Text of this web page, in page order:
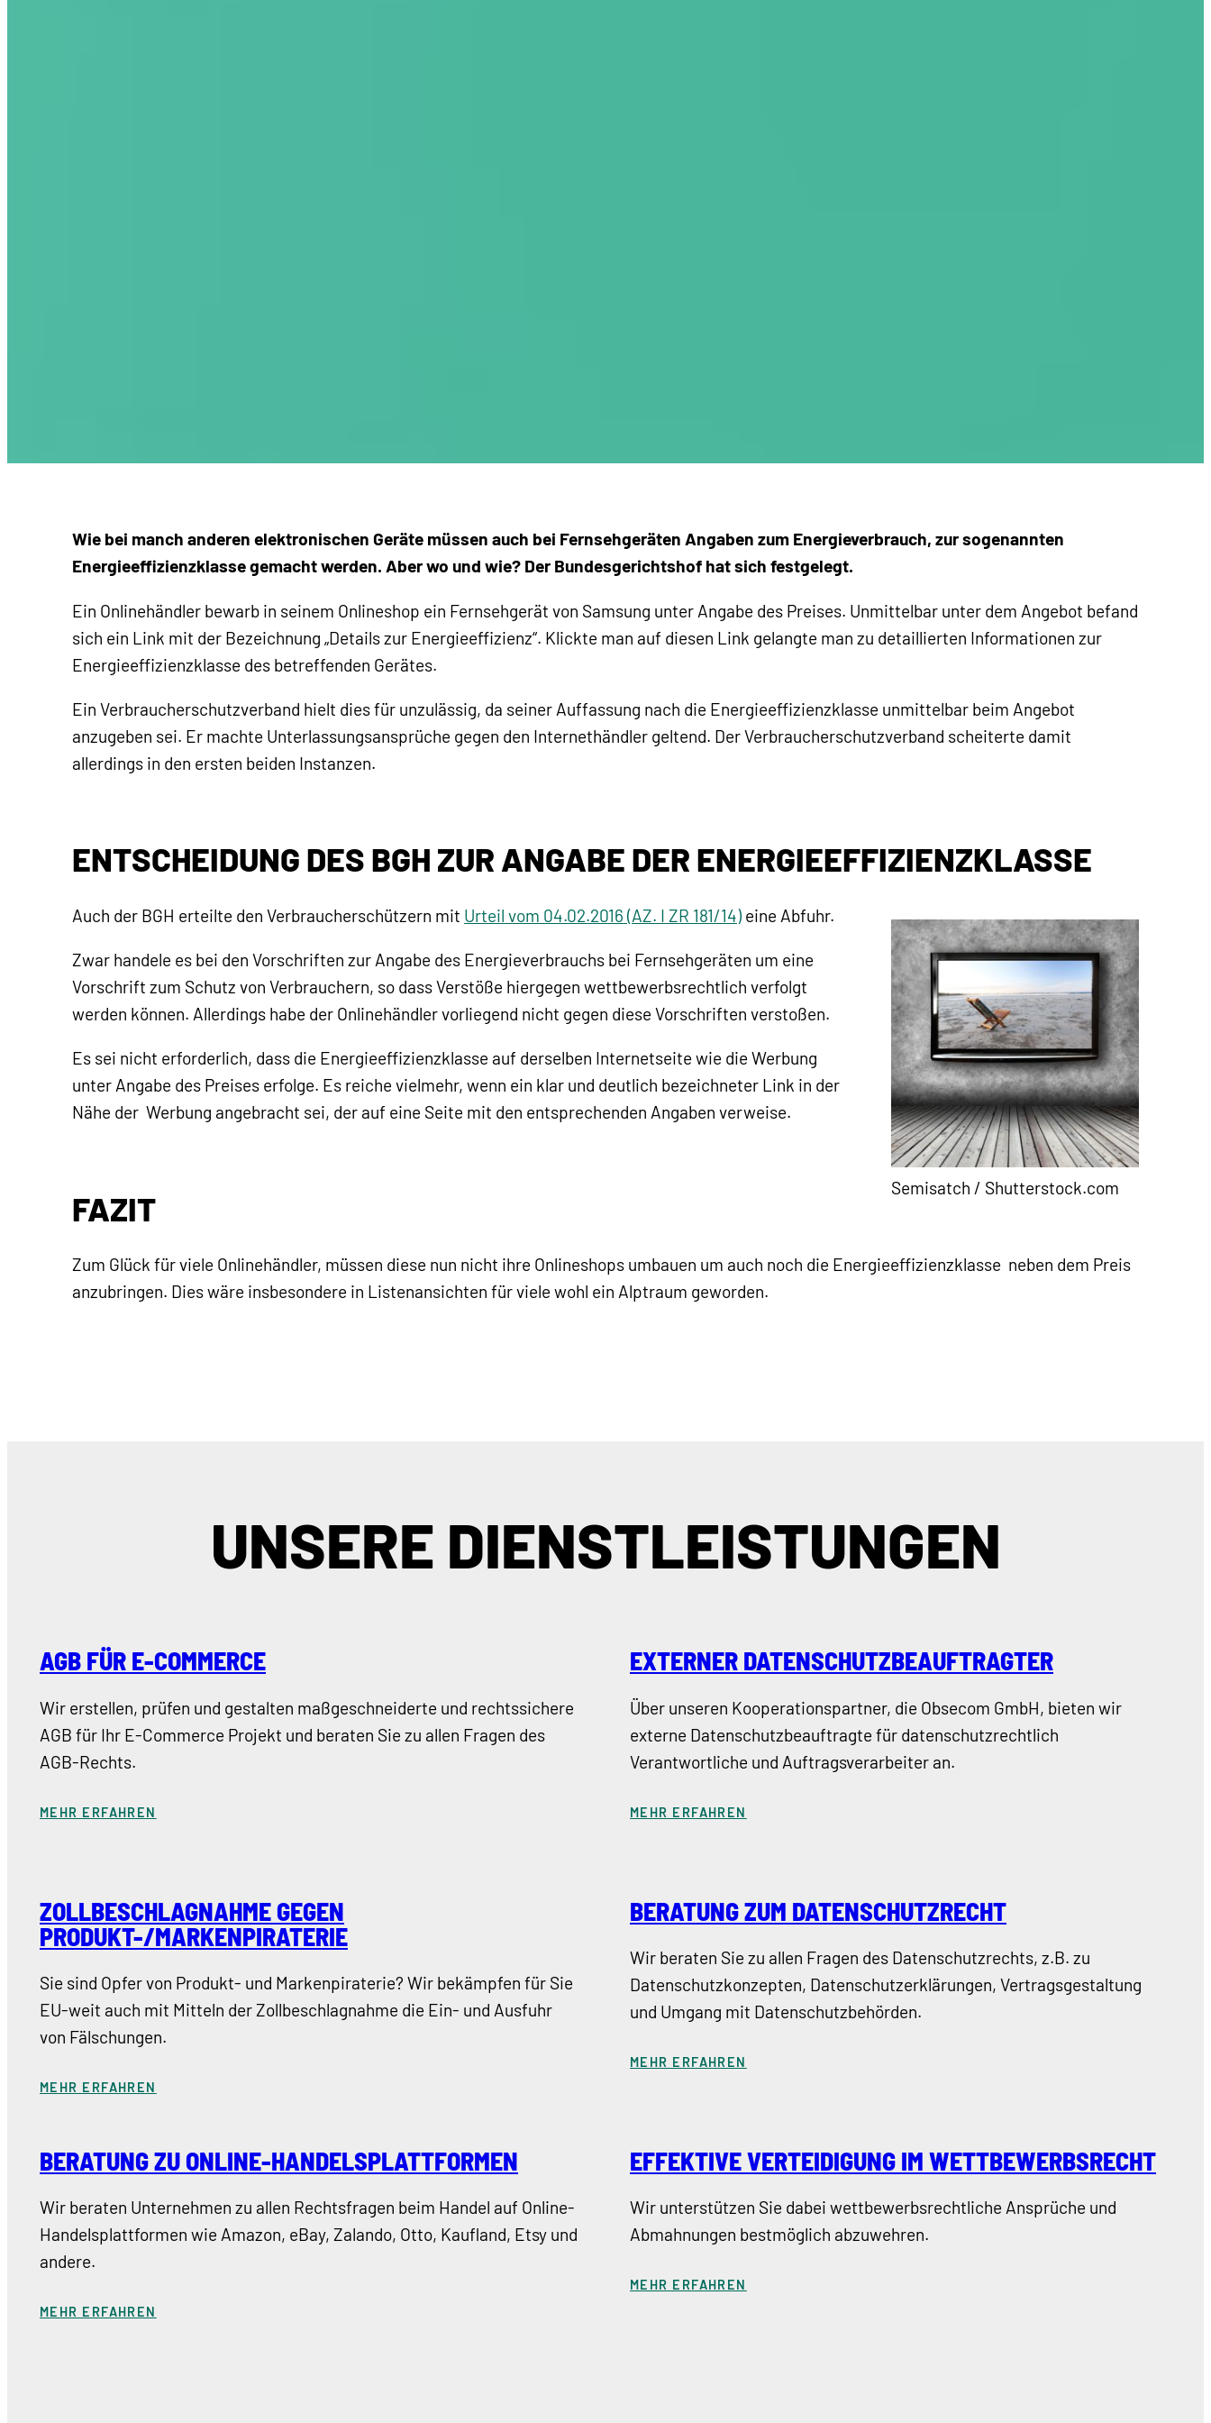
Wie bei manch anderen elektronischen Geräte müssen auch bei Fernsehgeräten Angaben zum Energieverbrauch, zur sogenannten
Energieeffizienzklasse gemacht werden. Aber wo und wie? Der Bundesgerichtshof hat sich festgelegt.
Ein Onlinehändler bewarb in seinem Onlineshop ein Fernsehgerät von Samsung unter Angabe des Preises. Unmittelbar unter dem Angebot befand
sich ein Link mit der Bezeichnung „Details zur Energieeffizienz“. Klickte man auf diesen Link gelangte man zu detaillierten Informationen zur
Energieeffizienzklasse des betreffenden Gerätes.
Ein Verbraucherschutzverband hielt dies für unzulässig, da seiner Auffassung nach die Energieeffizienzklasse unmittelbar beim Angebot
anzugeben sei. Er machte Unterlassungsansprüche gegen den Internethändler geltend. Der Verbraucherschutzverband scheiterte damit
allerdings in den ersten beiden Instanzen.
ENTSCHEIDUNG DES BGH ZUR ANGABE DER ENERGIEEFFIZIENZKLASSE
Semisatch / Shutterstock.com
Auch der BGH erteilte den Verbraucherschützern mit Urteil vom 04.02.2016 (AZ. I ZR 181/14) eine Abfuhr.
Zwar handele es bei den Vorschriften zur Angabe des Energieverbrauchs bei Fernsehgeräten um eine
Vorschrift zum Schutz von Verbrauchern, so dass Verstöße hiergegen wettbewerbsrechtlich verfolgt
werden können. Allerdings habe der Onlinehändler vorliegend nicht gegen diese Vorschriften verstoßen.
Es sei nicht erforderlich, dass die Energieeffizienzklasse auf derselben Internetseite wie die Werbung
unter Angabe des Preises erfolge. Es reiche vielmehr, wenn ein klar und deutlich bezeichneter Link in der
Nähe der Werbung angebracht sei, der auf eine Seite mit den entsprechenden Angaben verweise.
FAZIT
Zum Glück für viele Onlinehändler, müssen diese nun nicht ihre Onlineshops umbauen um auch noch die Energieeffizienzklasse neben dem Preis
anzubringen. Dies wäre insbesondere in Listenansichten für viele wohl ein Alptraum geworden.
UNSERE DIENSTLEISTUNGEN
AGB FÜR E-COMMERCE
Wir erstellen, prüfen und gestalten maßgeschneiderte und rechtssichere
AGB für Ihr E-Commerce Projekt und beraten Sie zu allen Fragen des
AGB-Rechts.
MEHR ERFAHREN
EXTERNER DATENSCHUTZBEAUFTRAGTER
Über unseren Kooperationspartner, die Obsecom GmbH, bieten wir
externe Datenschutzbeauftragte für datenschutzrechtlich
Verantwortliche und Auftragsverarbeiter an.
MEHR ERFAHREN
ZOLLBESCHLAGNAHME GEGEN
PRODUKT-/MARKENPIRATERIE
Sie sind Opfer von Produkt- und Markenpiraterie? Wir bekämpfen für Sie
EU-weit auch mit Mitteln der Zollbeschlagnahme die Ein- und Ausfuhr
von Fälschungen.
MEHR ERFAHREN
BERATUNG ZUM DATENSCHUTZRECHT
Wir beraten Sie zu allen Fragen des Datenschutzrechts, z.B. zu
Datenschutzkonzepten, Datenschutzerklärungen, Vertragsgestaltung
und Umgang mit Datenschutzbehörden.
MEHR ERFAHREN
BERATUNG ZU ONLINE-HANDELSPLATTFORMEN
Wir beraten Unternehmen zu allen Rechtsfragen beim Handel auf Online-
Handelsplattformen wie Amazon, eBay, Zalando, Otto, Kaufland, Etsy und
andere.
MEHR ERFAHREN
EFFEKTIVE VERTEIDIGUNG IM WETTBEWERBSRECHT
Wir unterstützen Sie dabei wettbewerbsrechtliche Ansprüche und
Abmahnungen bestmöglich abzuwehren.
MEHR ERFAHREN